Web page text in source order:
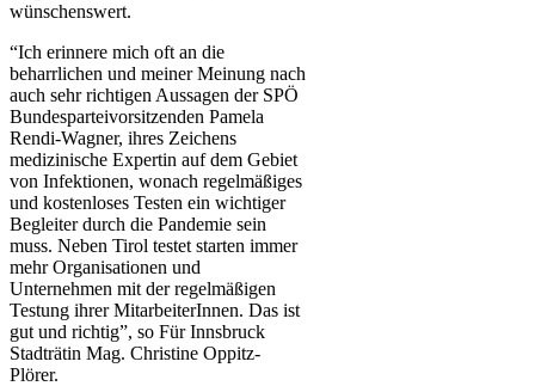
wünschenswert.
“Ich erinnere mich oft an die
beharrlichen und meiner Meinung nach
auch sehr richtigen Aussagen der SPÖ
Bundesparteivorsitzenden Pamela
Rendi-Wagner, ihres Zeichens
medizinische Expertin auf dem Gebiet
von Infektionen, wonach regelmäßiges
und kostenloses Testen ein wichtiger
Begleiter durch die Pandemie sein
muss. Neben Tirol testet starten immer
mehr Organisationen und
Unternehmen mit der regelmäßigen
Testung ihrer MitarbeiterInnen. Das ist
gut und richtig”, so Für Innsbruck
Stadträtin Mag. Christine Oppitz-
Plörer.